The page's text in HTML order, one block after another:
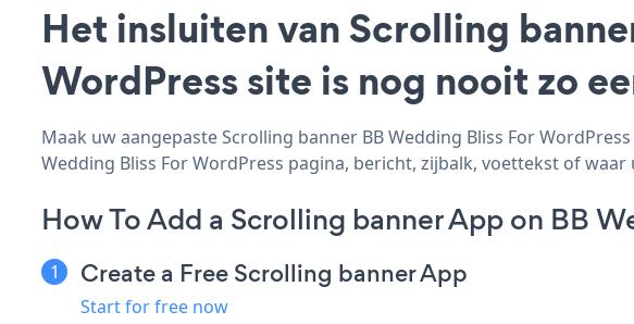
Het insluiten van Scrolling
WordPress site is nog nooit zo
Maak uw aangepaste Scrolling banner BB Wedding Bliss For
Wedding Bliss For WordPress pagina, bericht, zijbalk, voettekst of
How To Add a Scrolling banner App on BB
Create a Free Scrolling banner App
Start for free now